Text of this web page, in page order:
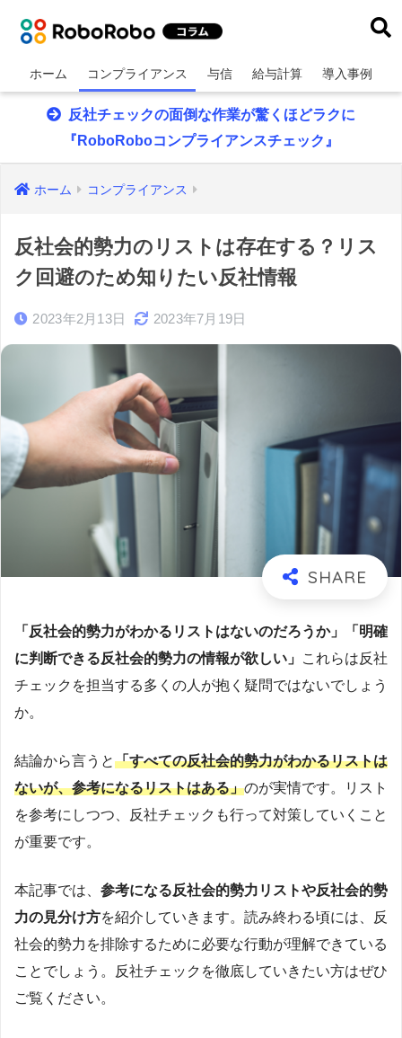
ホーム コンプライアンス 与信 給与計算 導入事例
反社チェックの面倒な作業が驚くほどラクに
『RoboRoboコンプライアンスチェック』
ホーム コンプライアンス
反社会的勢力のリストは存在する？リス
ク回避のため知りたい反社情報
2023年2月13日 2023年7月19日
「反社会的勢力がわかるリストはないのだろうか」「明確
に判断できる反社会的勢力の情報が欲しい」 これらは反社
チェックを担当する多くの人が抱く疑問ではないでしょう
か。
結論から言うと「すべての反社会的勢力がわかるリストは
ないが、参考になるリストはある」のが実情です。リスト
を参考にしつつ、反社チェックも行って対策していくこと
が重要です。
本記事では、 参考になる反社会的勢力リストや反社会的勢
力の見分け方を紹介していきます。読み終わる頃には、反
社会的勢力を排除するために必要な行動が理解できている
ことでしょう。反社チェックを徹底していきたい方はぜひ
ご覧ください。